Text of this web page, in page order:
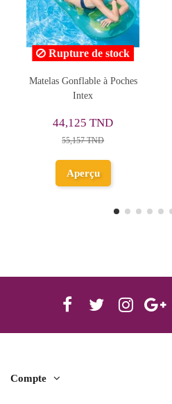
Rupture de stock
Matelas Intex Gonflable
Downy Large Gonfleur à
Réf.64761
161,995 TND
Aperçu
Compte